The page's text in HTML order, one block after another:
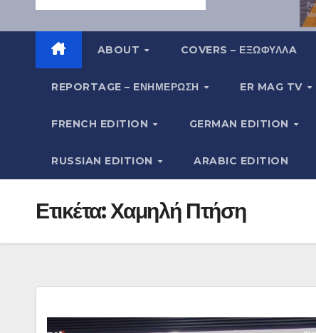
ABOUT COVERS – ΕΞΩΦΥΛΛA
REPORTAGE – EΝΗΜΈΡΩΣΗ ER MAG TV
FRENCH EDITION GERMAN EDITION
RUSSIAN EDITION ARABIC EDITION
Ετικέτα:Χαμηλή Πτήση